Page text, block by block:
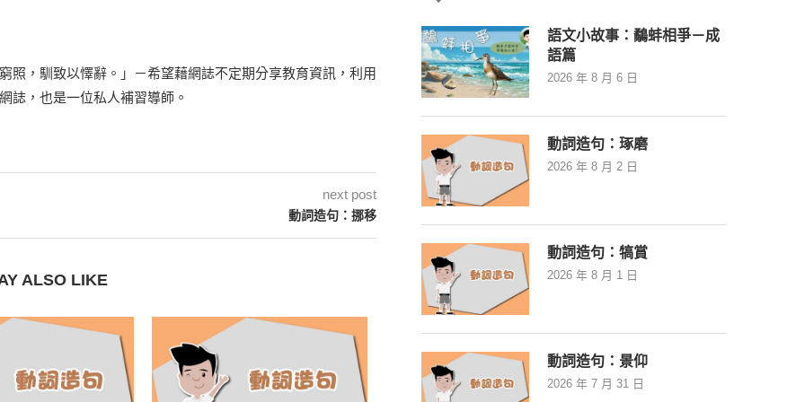
照，馴致以懌辭。」－希望藉網誌不定期分享教育資訊，利用
誌，也是一位私人補習導師。
next post
動詞造句：挪移
ALSO LIKE
語文小故事：鷸蚌相爭－成
語篇
2026 年 8 月 6 日
動詞造句：琢磨
2026 年 8 月 2 日
動詞造句：犒賞
2026 年 8 月 1 日
動詞造句：景仰
2026 年 7 月 31 日